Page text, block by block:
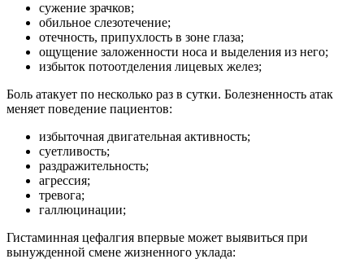
сужение зрачков;
обильное слезотечение;
отечность, припухлость в зоне глаза;
ощущение заложенности носа и выделения из него;
избыток потоотделения лицевых желез;
Боль атакует по несколько раз в сутки. Болезненность атак
меняет поведение пациентов:
избыточная двигательная активность;
суетливость;
раздражительность;
агрессия;
тревога;
галлюцинации;
Гистаминная цефалгия впервые может выявиться при
вынужденной смене жизненного уклада: